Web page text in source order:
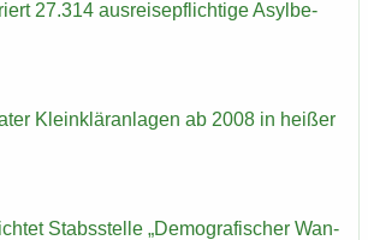
27.314 aus­rei­se­pflich­ti­ge Asyl­be­
Klein­klär­an­la­gen ab 2008 in hei­ßer
Stabs­stel­le „De­mo­gra­fi­scher Wan­